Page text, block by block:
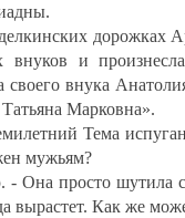
дорожках
внуков и
внука
Марковна».
Тема
мужьям?
- Она просто шутила
вырастет. Как же